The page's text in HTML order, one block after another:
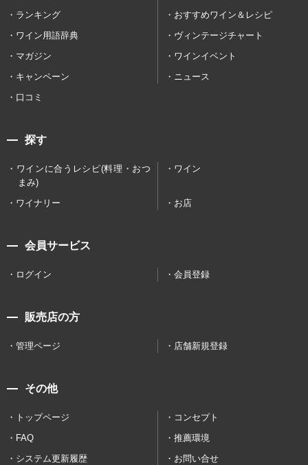
ランキング
おすすめワイン＆レシピ
ワイン用語辞典
ヴィンテージチャート
マガジン
ワインイベント
キャンペーン
ニュース
口コミ
探す
ワインに合うレシピ(料理・おつ
まみ)
ワイン
ワイナリー お店
会員サービス
ログイン 会員登録
販売店の方
管理ページ 店舗新規登録
その他
トップページ
コンセプト
FAQ
推薦環境
システム更新履歴
お問い合せ